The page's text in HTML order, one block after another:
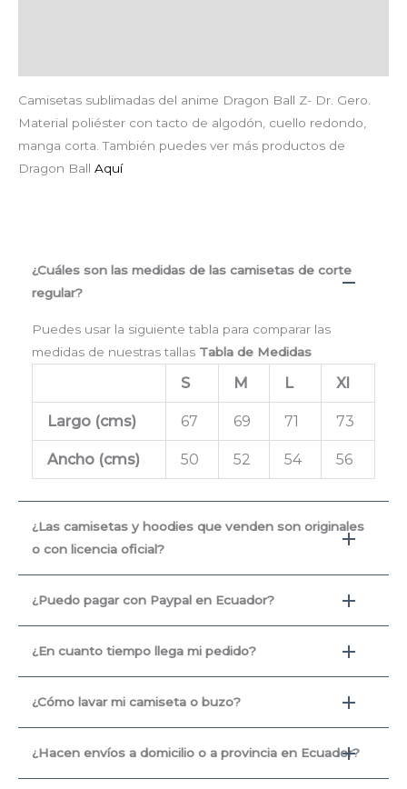
Camisetas sublimadas del anime Dragon Ball Z- Dr. Gero.
Material poliéster con tacto de algodón, cuello redondo,
manga corta. También puedes ver más productos de
Dragon Ball Aquí
¿Cuáles son las medidas de las camisetas de corte
regular?
Puedes usar la siguiente tabla para comparar las
medidas de nuestras tallas Tabla de Medidas
S M L Xl
Largo (cms) 67 69 71 73
Ancho (cms) 50 52 54 56
¿Las camisetas y hoodies que venden son originales
o con licencia oficial?
¿Puedo pagar con Paypal en Ecuador?
¿En cuanto tiempo llega mi pedido?
¿Cómo lavar mi camiseta o buzo?
¿Hacen envíos a domicilio o a provincia en Ecuador?